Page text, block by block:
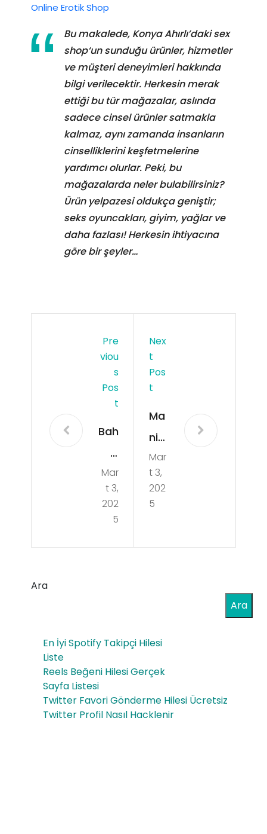
Online Erotik Shop
Bu makalede, Konya Ahırlı’daki sex
shop‘un sunduğu ürünler, hizmetler
ve müşteri deneyimleri hakkında
bilgi verilecektir. Herkesin merak
ettiği bu tür mağazalar, aslında
sadece cinsel ürünler satmakla
kalmaz, aynı zamanda insanların
cinselliklerini keşfetmelerine
yardımcı olurlar. Peki, bu
mağazalarda neler bulabilirsiniz?
Ürün yelpazesi oldukça geniştir;
seks oyuncakları, giyim, yağlar ve
daha fazlası! Herkesin ihtiyacına
göre bir şeyler…
Pre
Viou
S
Pos
T
Bah
is
Site
leri
nin
eki
Etki
Mar
t 3,
202
5
Nex
T
Pos
T
Ma
nis
a
Kırk
ağ
Ero
Mar
t 3,
202
5
Ara
Ara
En İyi Spotify Takipçi Hilesi
Liste
Reels Beğeni Hilesi Gerçek
Sayfa Listesi
Twitter Favori Gönderme Hilesi Ücretsiz
Twitter Profil Nasıl Hacklenir